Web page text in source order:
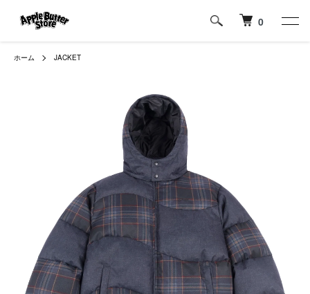
0
ホーム JACKET